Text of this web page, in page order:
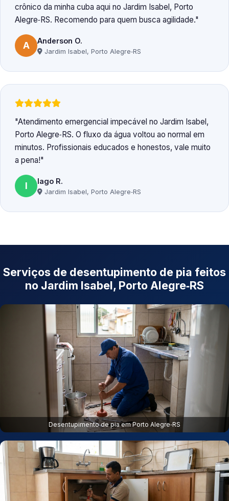
crônico da minha cuba aqui no Jardim Isabel, Porto
Alegre‑RS. Recomendo para quem busca agilidade.
A Anderson O.
Jardim Isabel, Porto Alegre‑RS
Atendimento emergencial impecável no Jardim Isabel,
Porto Alegre‑RS. O fluxo da água voltou ao normal em
minutos. Profissionais educados e honestos, vale muito
a pena!
I Iago R.
Jardim Isabel, Porto Alegre‑RS
Serviços de desentupimento de pia feitos
no Jardim Isabel, Porto Alegre‑RS
Desentupimento de pia em Porto Alegre‑RS